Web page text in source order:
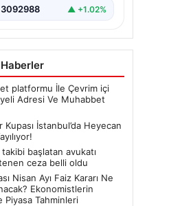
3092988 ▲ +1.02%
platformu İle Çevrim içi
Adresi Ve Muhabbet
Kupası İstanbul’da Heyecan
takibi başlatan avukatı
ceza belli oldu
Nisan Ayı Faiz Kararı Ne
Ekonomistlerin
Piyasa Tahminleri